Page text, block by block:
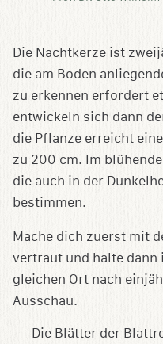
Die Nachtkerze ist
die am Boden
zu erkennen erfordert
entwickeln sich dann
die Pflanze erreicht
zu 200 cm. Im
die auch in der
bestimmen.
Mache dich zuerst mit
vertraut und halte dann
gleichen Ort nach
Ausschau.
Die Blätter der